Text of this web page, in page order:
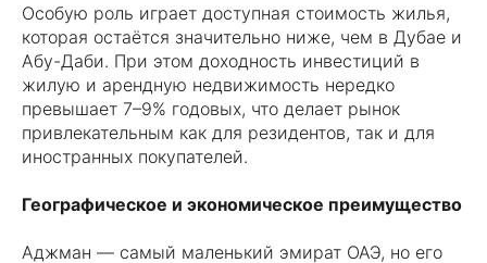
Особую роль играет доступная стоимость жилья,
которая остаётся значительно ниже, чем в Дубае и
Абу-Даби. При этом доходность инвестиций в
жилую и арендную недвижимость нередко
превышает 7–9% годовых, что делает рынок
привлекательным как для резидентов, так и для
иностранных покупателей.
Географическое и экономическое преимущество
Аджман — самый маленький эмират ОАЭ, но его